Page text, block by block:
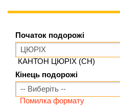
Початок подорожі
КАНТОН ЦЮРІХ (CH)
Кінець подорожі
Помилка формату